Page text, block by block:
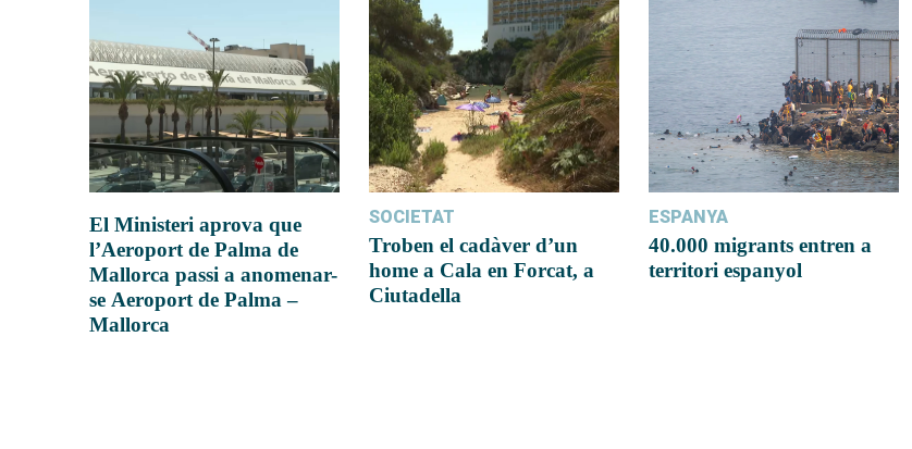
El Ministeri aprova que
l’Aeroport de Palma de
Mallorca passi a anomenar-
se Aeroport de Palma –
Mallorca
SOCIETAT
Troben el cadàver d’un
home a Cala en Forcat, a
Ciutadella
ESPANYA
40.000 migrants entren a
territori espanyol